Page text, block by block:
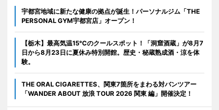
宇都宮地域に新たな健康の拠点が誕生！パーソナルジム「THE
PERSONAL GYM宇都宮店」オープン！
【栃木】最高気温15℃のクールスポット！「洞窟酒蔵」が8月7
日から8月23日に夏休み特別開館。歴史・秘蔵熟成酒・涼を体
験。
THE ORAL CIGARETTES、関東7箇所をまわる対バンツアー
「WANDER ABOUT 放浪 TOUR 2026 関東 編」開催決定！